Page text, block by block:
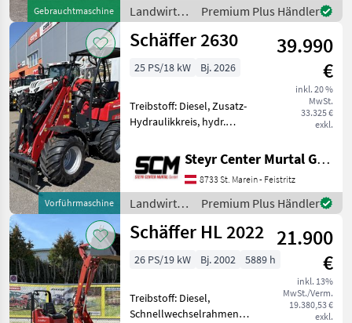
Gebrauchtmaschine
Profil # Fahrped
Landwirtsch.
Motorfahrzeuge
/ Schäffer
Premium Plus Händler
Vorführmaschine
Schäffer 2630
39.990
€
inkl. 20 %
MwSt.
33.325 €
exkl.
25 PS/18 kW Bj. 2026
Treibstoff: Diesel, Zusatz-
Hydraulikkreis, hydr.
Zylinder Kubota Motor -
Automotiver Fahrantrieb
(500 Bar) - Koffergewicht 81
KG - Euroaufnah
Steyr Center Murtal GmbH
8733 St. Marein - Feistritz
Landwirtsch.
Motorfahrzeuge
/ Schäffer
Premium Plus Händler
Schäffer HL 2022 21.900
€
inkl. 13%
MwSt./Verm.
19.380,53 €
exkl.
26 PS/19 kW Bj. 2002 5889 h
Treibstoff: Diesel,
Schnellwechselrahmen